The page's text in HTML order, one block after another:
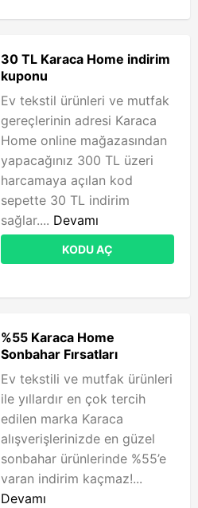
30 TL Karaca Home indirim
kuponu
Ev tekstil ürünleri ve mutfak
gereçlerinin adresi Karaca
Home online mağazasından
yapacağınız 300 TL üzeri
harcamaya açılan kod
sepette 30 TL indirim
sağlar.... Devamı
KODU AÇ
%55 Karaca Home
Sonbahar Fırsatları
Ev tekstili ve mutfak ürünleri
ile yıllardır en çok tercih
edilen marka Karaca
alışverişlerinizde en güzel
sonbahar ürünlerinde %55’e
varan indirim kaçmaz!...
Devamı